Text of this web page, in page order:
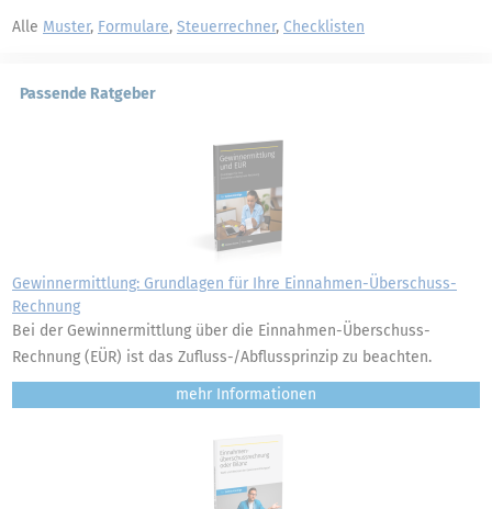
Alle Muster, Formulare, Steuerrechner, Checklisten
Passende Ratgeber
Gewinnermittlung: Grundlagen für Ihre Einnahmen-Überschuss-
Rechnung
Bei der Gewinnermittlung über die Einnahmen-Überschuss-
Rechnung (EÜR) ist das Zufluss-/Abflussprinzip zu beachten.
mehr